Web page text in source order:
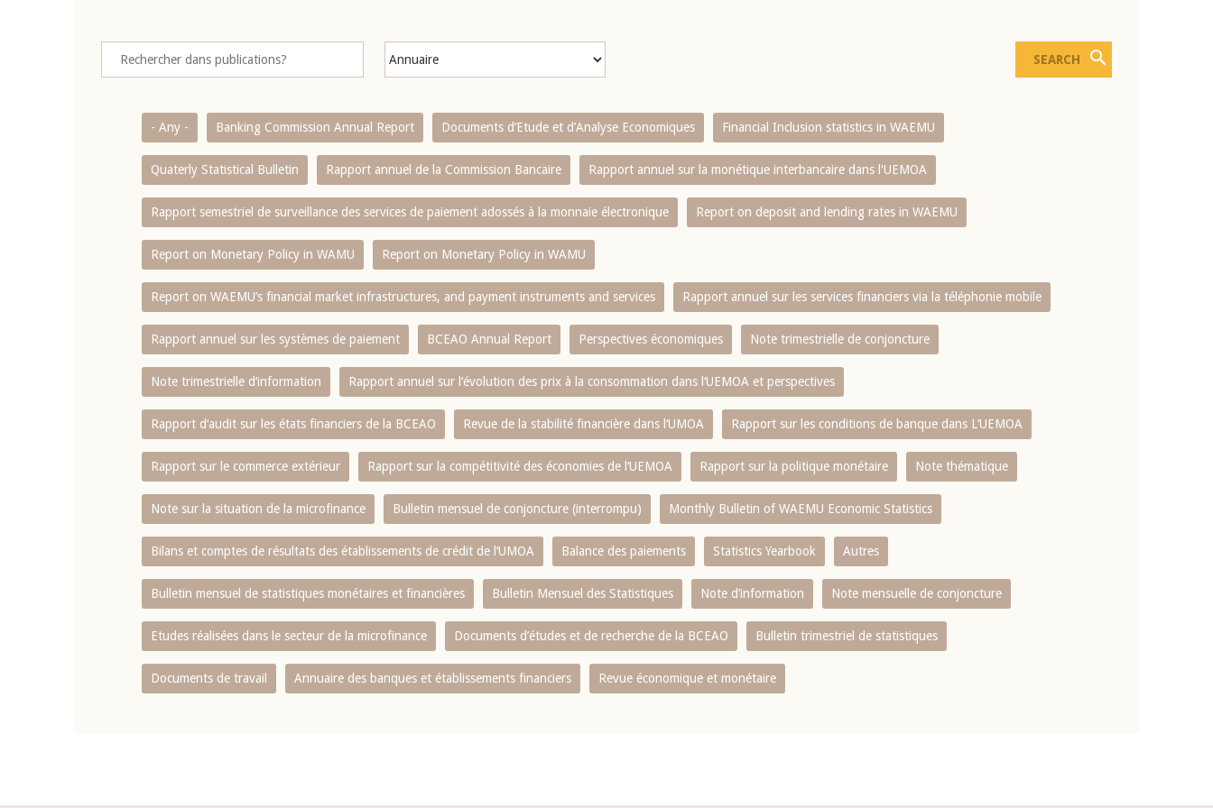
- Any - Banking Commission Annual Report Documents d’Etude et d’Analyse Economiques Financial Inclusion statistics in WAEMU
Quaterly Statistical Bulletin Rapport annuel de la Commission Bancaire Rapport annuel sur la monétique interbancaire dans l'UEMOA
Rapport semestriel de surveillance des services de paiement adossés à la monnaie électronique Report on deposit and lending rates in WAEMU
Report on Monetary Policy in WAMU Report on Monetary Policy in WAMU
Report on WAEMU’s financial market infrastructures, and payment instruments and services Rapport annuel sur les services financiers via la téléphonie mobile
Rapport annuel sur les systèmes de paiement BCEAO Annual Report Perspectives économiques Note trimestrielle de conjoncture
Note trimestrielle d‘information Rapport annuel sur l‘évolution des prix à la consommation dans l‘UEMOA et perspectives
Rapport d‘audit sur les états financiers de la BCEAO Revue de la stabilité financière dans l‘UMOA Rapport sur les conditions de banque dans L‘UEMOA
Rapport sur le commerce extérieur Rapport sur la compétitivité des économies de l‘UEMOA Rapport sur la politique monétaire Note thématique
Note sur la situation de la microfinance Bulletin mensuel de conjoncture (interrompu) Monthly Bulletin of WAEMU Economic Statistics
Bilans et comptes de résultats des établissements de crédit de l‘UMOA Balance des paiements Statistics Yearbook Autres
Bulletin mensuel de statistiques monétaires et financières Bulletin Mensuel des Statistiques Note d’information Note mensuelle de conjoncture
Etudes réalisées dans le secteur de la microfinance Documents d’études et de recherche de la BCEAO Bulletin trimestriel de statistiques
Documents de travail Annuaire des banques et établissements financiers Revue économique et monétaire